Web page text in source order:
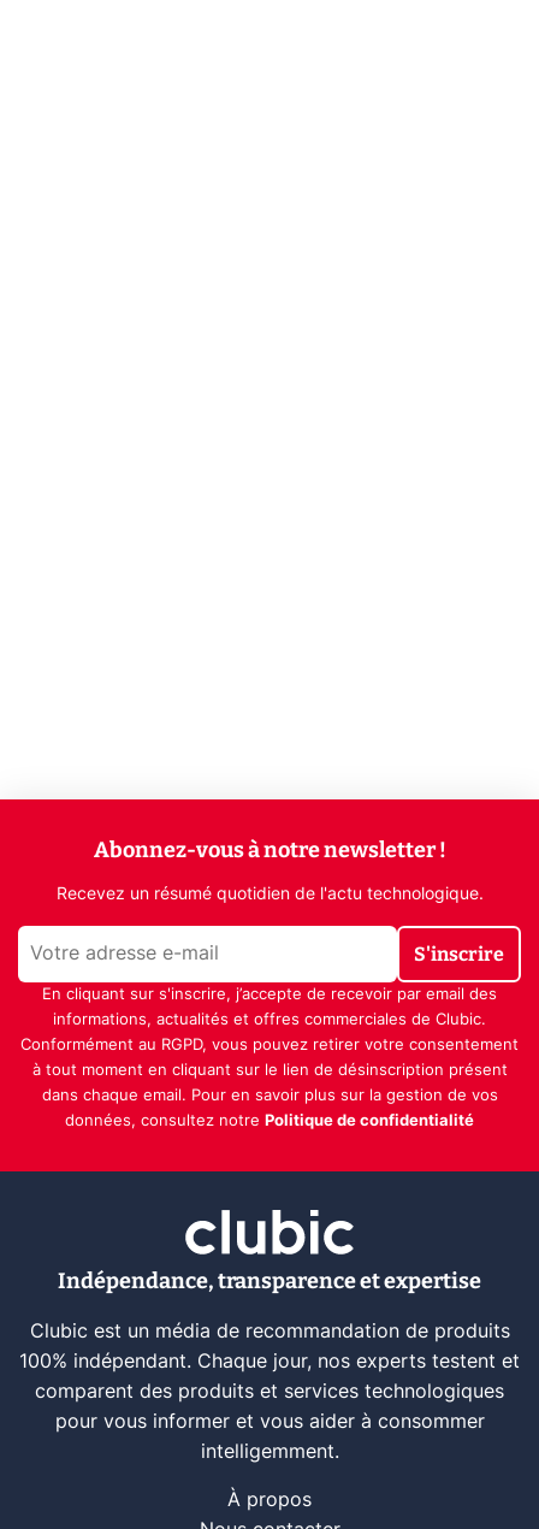
Abonnez-vous à notre newsletter !
Recevez un résumé quotidien de l'actu technologique.
S'inscrire
En cliquant sur s'inscrire, j’accepte de recevoir par email des
informations, actualités et offres commerciales de Clubic.
Conformément au RGPD, vous pouvez retirer votre consentement
à tout moment en cliquant sur le lien de désinscription présent
dans chaque email. Pour en savoir plus sur la gestion de vos
données, consultez notre Politique de confidentialité
Indépendance, transparence et expertise
Clubic est un média de recommandation de produits
100% indépendant. Chaque jour, nos experts testent et
comparent des produits et services technologiques
pour vous informer et vous aider à consommer
intelligemment.
À propos